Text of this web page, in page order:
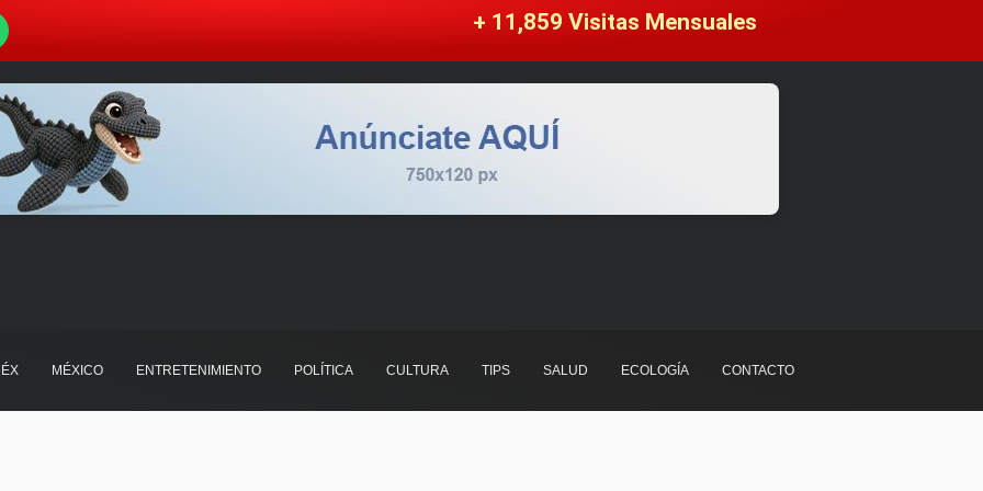
+ 11,859 Visitas Mensuales
MÉXICO ENTRETENIMIENTO POLÍTICA CULTURA TIPS SALUD ECOLOGÍA CONTACTO